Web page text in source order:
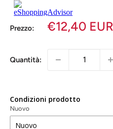
Prezzo: €12,40 EUR
Quantità:
Condizioni prodotto
Nuovo